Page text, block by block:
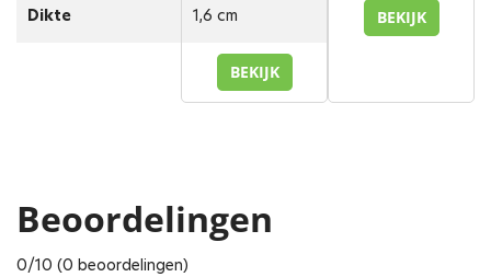
Dikte 1,6 cm
BEKIJK
BEKIJK
Beoordelingen
0/10 (0 beoordelingen)